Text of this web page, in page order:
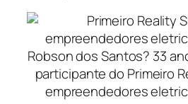
Robson dos Santos? 33
participante do Primeiro
empreendedores